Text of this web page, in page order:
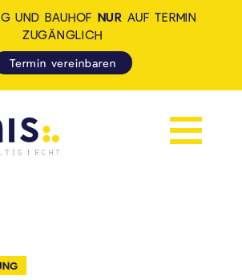
Navigation
UND BAUHOF NUR AUF TERMIN
ZUGÄNGLICH
Termin vereinbaren